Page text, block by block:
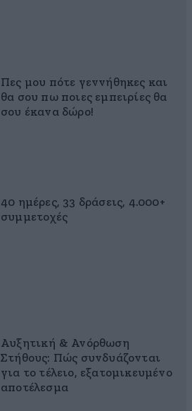
Πες μου πότε γεννήθηκες και
θα σου πω ποιες εμπειρίες θα
σου έκανα δώρο!
40 ημέρες, 33 δράσεις, 4.000+
συμμετοχές
Αυξητική & Ανόρθωση
Στήθους: Πώς συνδυάζονται
για το τέλειο, εξατομικευμένο
αποτέλεσμα